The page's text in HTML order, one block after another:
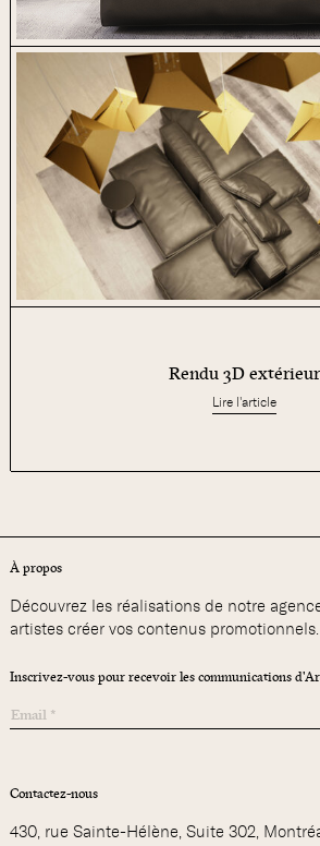
Rendu 3D extérieur
Lire l'article
À propos
Découvrez les réalisations de notre
artistes créer vos contenus promotionnels.
Inscrivez-vous pour recevoir les communications
Contactez-nous
430, rue Sainte-Hélène, Suite 302,